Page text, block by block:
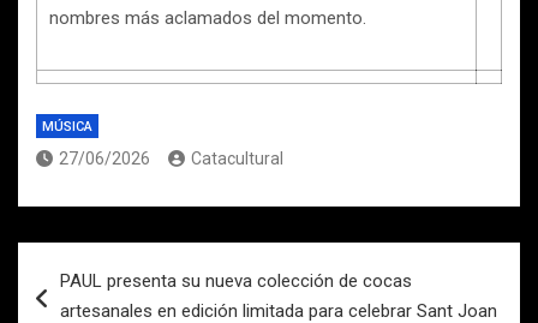
nombres más aclamados del momento.
MÚSICA
27/06/2026 Catacultural
de
PAUL presenta su nueva colección de cocas
artesanales en edición limitada para celebrar Sant Joan